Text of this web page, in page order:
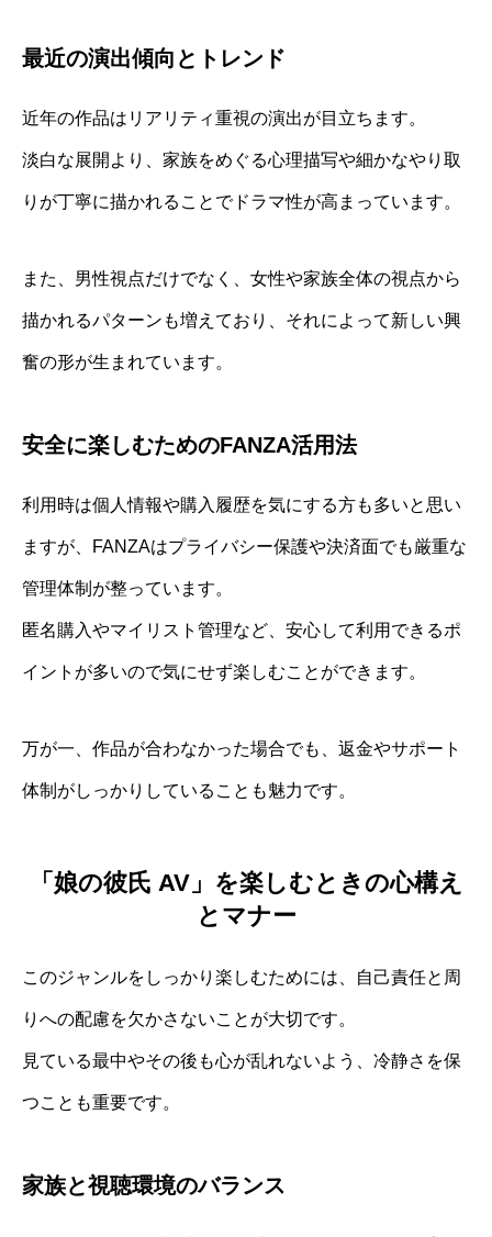
最近の演出傾向とトレンド
近年の作品はリアリティ重視の演出が目立ちます。
淡白な展開より、家族をめぐる心理描写や細かなやり取
りが丁寧に描かれることでドラマ性が高まっています。
また、男性視点だけでなく、女性や家族全体の視点から
描かれるパターンも増えており、それによって新しい興
奮の形が生まれています。
安全に楽しむためのFANZA活用法
利用時は個人情報や購入履歴を気にする方も多いと思い
ますが、FANZAはプライバシー保護や決済面でも厳重な
管理体制が整っています。
匿名購入やマイリスト管理など、安心して利用できるポ
イントが多いので気にせず楽しむことができます。
万が一、作品が合わなかった場合でも、返金やサポート
体制がしっかりしていることも魅力です。
「娘の彼氏 AV」を楽しむときの心構え
とマナー
このジャンルをしっかり楽しむためには、自己責任と周
りへの配慮を欠かさないことが大切です。
見ている最中やその後も心が乱れないよう、冷静さを保
つことも重要です。
家族と視聴環境のバランス